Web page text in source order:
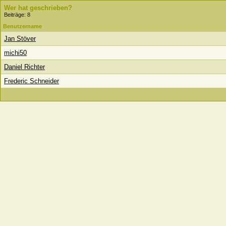
Wer hat geschrieben?
Beiträge: 8
Benutzername
Jan Stöver
michi50
Daniel Richter
Frederic Schneider